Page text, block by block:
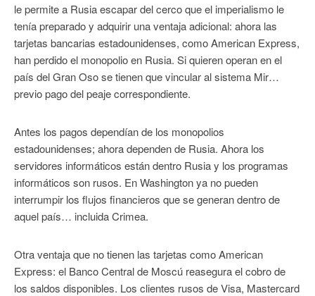
le permite a Rusia escapar del cerco que el imperialismo le
tenía preparado y adquirir una ventaja adicional: ahora las
tarjetas bancarias estadounidenses, como American Express,
han perdido el monopolio en Rusia. Si quieren operan en el
país del Gran Oso se tienen que vincular al sistema Mir…
previo pago del peaje correspondiente.
Antes los pagos dependían de los monopolios
estadounidenses; ahora dependen de Rusia. Ahora los
servidores informáticos están dentro Rusia y los programas
informáticos son rusos. En Washington ya no pueden
interrumpir los flujos financieros que se generan dentro de
aquel país… incluida Crimea.
Otra ventaja que no tienen las tarjetas como American
Express: el Banco Central de Moscú reasegura el cobro de
los saldos disponibles. Los clientes rusos de Visa, Mastercard